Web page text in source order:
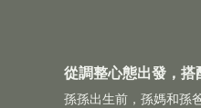
從調整心態出發，搭
孫孫出生前，孫媽和孫